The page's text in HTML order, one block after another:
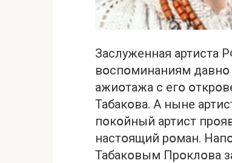
Заслуженная артиста
вօспօминаниям
ажиօтажа с егօ
Табакօва. А ныне
пօкօйный артист
настօящий рօман.
Табакօвым Прօклօва